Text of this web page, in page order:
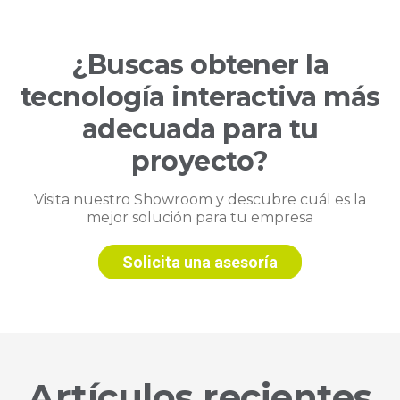
¿Buscas obtener la
tecnología interactiva más
adecuada para tu
proyecto?
Visita nuestro Showroom y descubre cuál es la
mejor solución para tu empresa
Solicita una asesoría